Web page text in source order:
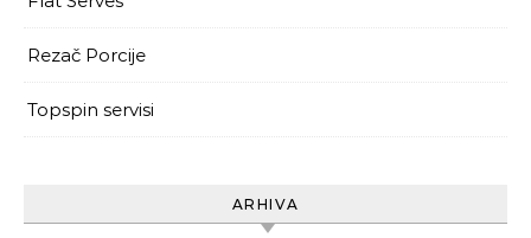
Rezač Porcije
Topspin servisi
ARHIVA